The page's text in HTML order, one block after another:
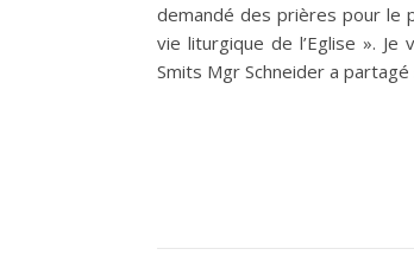
demandé des prières pour le
vie liturgique de l’Eglise ».
Smits Mgr Schneider a